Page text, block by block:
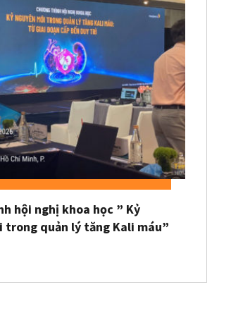
hội nghị khoa học ” Kỷ
trong quản lý tăng Kali máu”